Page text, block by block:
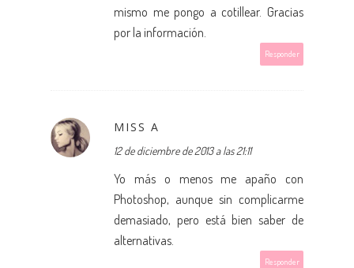
mismo me pongo a cotillear. Gracias
por la información.
Responder
MISS A
12 de diciembre de 2013 a las 21:11
Yo más o menos me apaño con
Photoshop, aunque sin complicarme
demasiado, pero está bien saber de
alternativas.
Responder